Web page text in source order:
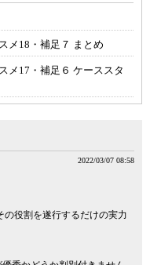
メ18・補足７ まとめ
メ17・補足６ ケーススタ
2022/03/07 08:58
の役割を遂行するだけの実力